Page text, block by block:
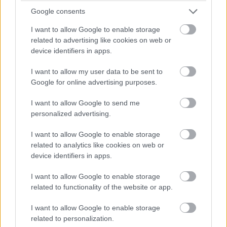
Google consents
I want to allow Google to enable storage
related to advertising like cookies on web or
device identifiers in apps.
I want to allow my user data to be sent to
Google for online advertising purposes.
I want to allow Google to send me
personalized advertising.
I want to allow Google to enable storage
related to analytics like cookies on web or
device identifiers in apps.
I want to allow Google to enable storage
related to functionality of the website or app.
I want to allow Google to enable storage
related to personalization.
alatt kitapasztalhatta az ember, mely karakterekkel tud
érdemes nekivágni, és kivel kit lehet egyensúlyozni.
A régóta várt Competitive Play mód csak 25-ös szinttől
elérhető, hogy a nagyobb kihívásra vágyóknak ne kelljen
a kezdőkkel szerencsétlenkedni. Egyedül és csapattal is
alapján kapjuk. Először tíz meccset kell játszani, hogy
megkapjuk a skill pontszámot, mely 1 és 100 közötti
lehet, és azt jelzi, milyen ügyesek vagyunk. Ha ezeket
teljesítjük, kapunk egy speciális sprayt és ikont, az
fegyvereketpedig elég Competitive pont
mindegyik két és fél hónapig tart, és két hét pihenőt
tarthatunk köztük. A szezonok végén visszaállítják a
rangsort.